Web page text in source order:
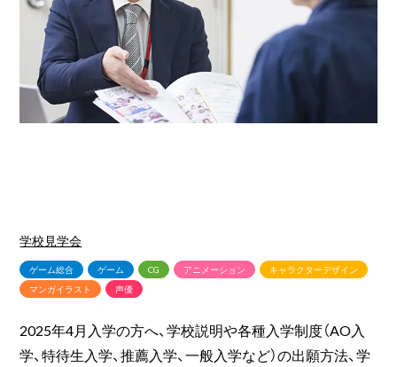
学校見学会
ゲーム総合 ゲーム CG アニメーション
キャラクターデザイン
マンガイラスト
声優
2025年4月入学の方へ、学校説明や各種入学制度（AO入
学、特待生入学、推薦入学、一般入学など）の出願方法、学